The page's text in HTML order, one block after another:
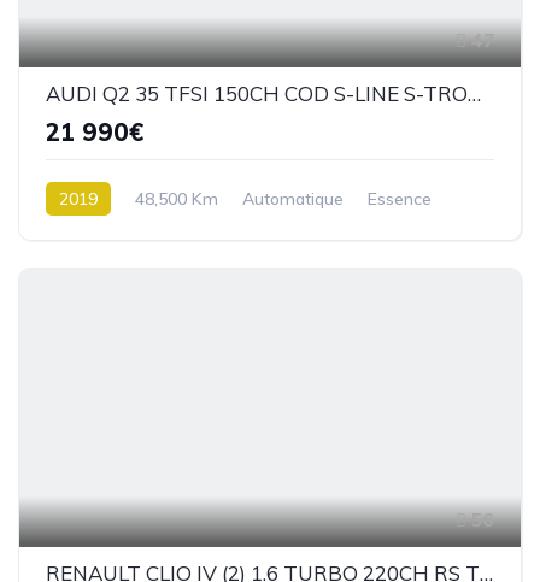
47
AUDI Q2 35 TFSI 150CH COD S-LINE S-TRONIC 7
21 990€
2019 48,500 Km Automatique
Essence
56
RENAULT CLIO IV (2) 1.6 TURBO 220CH RS TROPHY EDC